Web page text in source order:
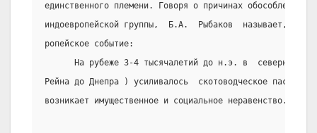
единственного племени. Говоря о причинах обособления
индоевропейской группы,  Б.А.  Рыбаков  называет,
ропейское событие:
На рубеже 3-4 тысячалетий до н.э. в  северной
Рейна до Днепра ) усиливалось  скотоводческое
возникает имущественное и социальное неравенство.